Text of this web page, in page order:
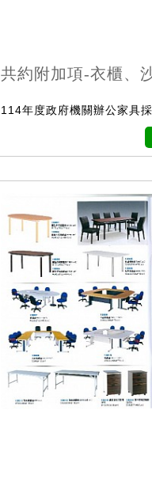
共約附加項-衣櫃、
114年度政府機關辦公家具